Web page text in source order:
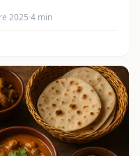
2025·4 min